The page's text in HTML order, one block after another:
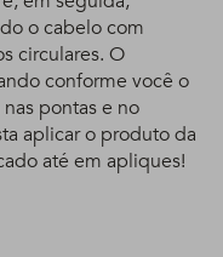
o cabelo com
circulares. O
conforme você o
pontas e no
aplicar o produto da
até em apliques!